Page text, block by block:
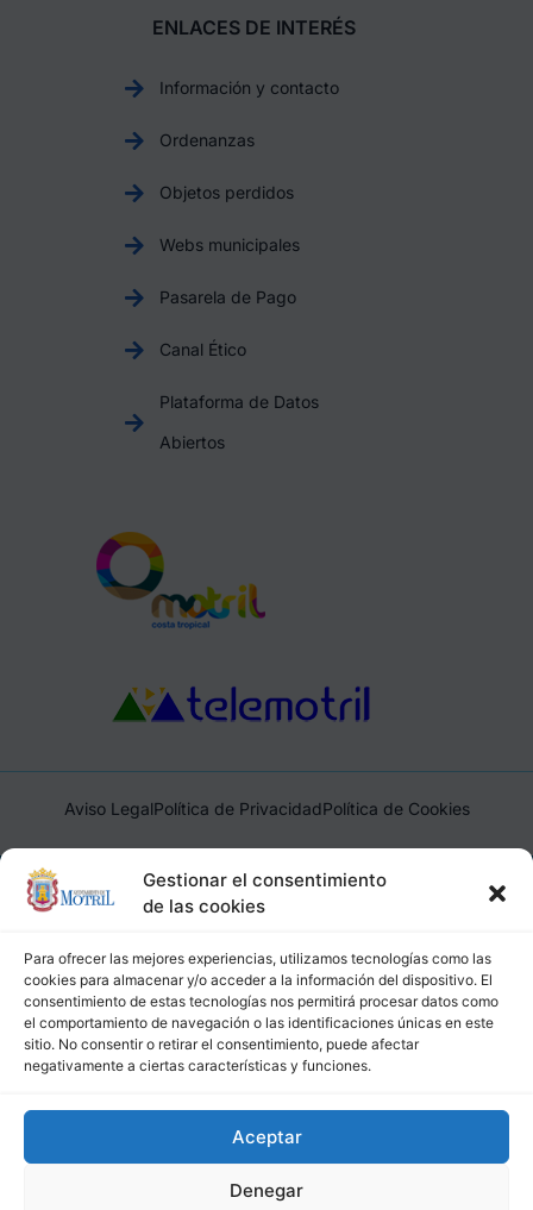
Gestionar el consentimiento
de las cookies
Para ofrecer las mejores experiencias, utilizamos tecnologías como las
cookies para almacenar y/o acceder a la información del dispositivo. El
consentimiento de estas tecnologías nos permitirá procesar datos como
el comportamiento de navegación o las identificaciones únicas en este
sitio. No consentir o retirar el consentimiento, puede afectar
negativamente a ciertas características y funciones.
Aceptar
Denegar
ENLACES DE INTERÉS
Información y contacto
Ordenanzas
Objetos perdidos
Webs municipales
Pasarela de Pago
Canal Ético
Plataforma de Datos
Abiertos
Aviso LegalPolítica de PrivacidadPolítica de Cookies
Ayuntamiento de Motril, Plaza de España, 1, 18600, Motril,
(Granada), CIF: P1814200J, DIR3: L01181400